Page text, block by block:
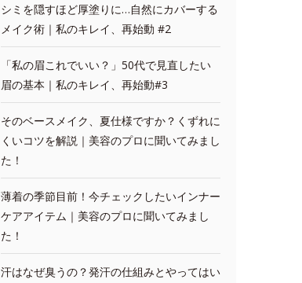
シミを隠すほど厚塗りに…自然にカバーする
メイク術｜私のキレイ、再始動 #2
「私の眉これでいい？」50代で見直したい
眉の基本｜私のキレイ、再始動#3
そのベースメイク、夏仕様ですか？くずれに
くいコツを解説｜美容のプロに聞いてみまし
た！
薄着の季節目前！今チェックしたいインナー
ケアアイテム｜美容のプロに聞いてみまし
た！
汗はなぜ臭うの？発汗の仕組みとやってはい